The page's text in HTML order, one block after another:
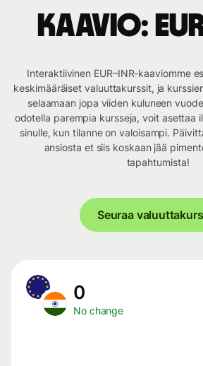
Kaavio:
Interaktiivinen EUR–INR-kaaviomme
keskimääräiset valuuttakurssit, ja
selaamaan jopa viiden kuluneen
odotella parempia kursseja, voit asettaa
sinulle, kun tilanne on valoisampi.
ansiosta et siis koskaan jää
tapahtumista!
Seuraa
0
No change